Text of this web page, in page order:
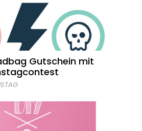
Gutschein mit